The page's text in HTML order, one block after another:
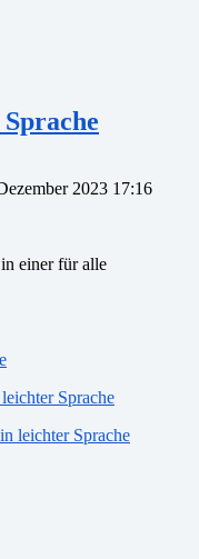
2023 17:16
einer für alle
Sprache
leichter Sprache